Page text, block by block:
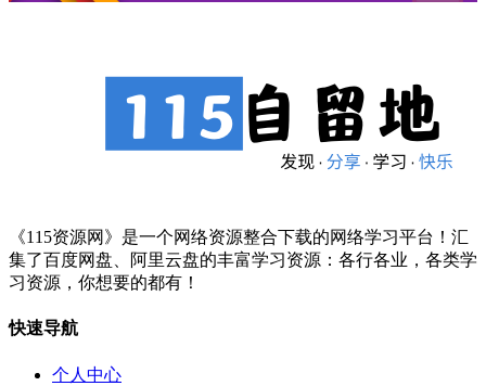
《115资源网》是一个网络资源整合下载的网络学习平台！汇
集了百度网盘、阿里云盘的丰富学习资源：各行各业，各类学
习资源，你想要的都有！
快速导航
个人中心